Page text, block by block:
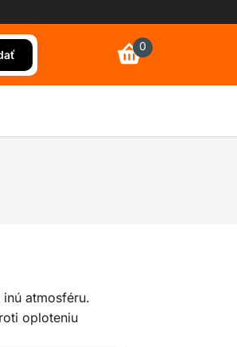
0
atmosféru.
oploteniu